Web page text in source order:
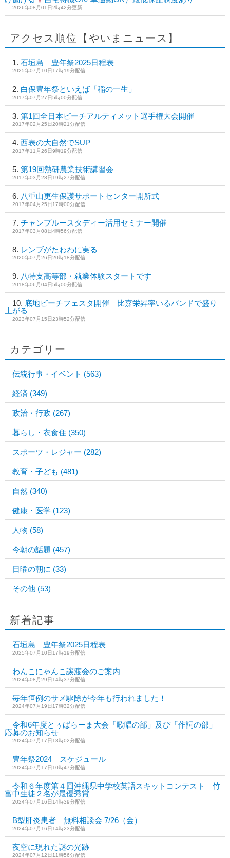
2026年08月01日2時42分更新
アクセス順位【やいまニュース】
石垣島 豊年祭2025日程表
2025年07月10日17時19分配信
白保豊年祭といえば「稲の一生」
2017年07月27日5時00分配信
第1回全日本ビーチアルティメット選手権大会開催
2017年02月25日20時21分配信
西表の大自然でSUP
2017年11月26日9時19分配信
第19回熱研農業技術講習会
2017年03月28日19時27分配信
八重山更生保護サポートセンター開所式
2017年04月25日17時00分配信
チャンプルースタディー活用セミナー開催
2017年03月08日4時56分配信
レンブがたわわに実る
2020年07月26日20時18分配信
八特支高等部・就業体験スタートです
2018年06月04日5時00分配信
底地ビーチフェスタ開催 比嘉栄昇率いるバンドで盛り
上がる
2023年07月15日23時52分配信
カテゴリー
伝統行事・イベント (563)
経済 (349)
政治・行政 (267)
暮らし・衣食住 (350)
スポーツ・レジャー (282)
教育・子ども (481)
自然 (340)
健康・医学 (123)
人物 (58)
今朝の話題 (457)
日曜の朝に (33)
その他 (53)
新着記事
石垣島 豊年祭2025日程表
2025年07月10日17時19分配信
わんこにゃんこ譲渡会のご案内
2024年08月29日14時37分配信
毎年恒例のサメ駆除が今年も行われました！
2024年07月19日17時32分配信
令和6年度とぅばらーま大会「歌唱の部」及び「作詞の部」
応募のお知らせ
2024年07月17日18時02分配信
豊年祭2024 スケジュール
2024年07月17日10時47分配信
令和６年度第４回沖縄県中学校英語スキットコンテスト 竹
富中生徒２名が最優秀賞
2024年07月16日14時39分配信
B型肝炎患者 無料相談会 7/26（金）
2024年07月16日14時23分配信
夜空に現れた謎の光跡
2024年07月12日11時56分配信